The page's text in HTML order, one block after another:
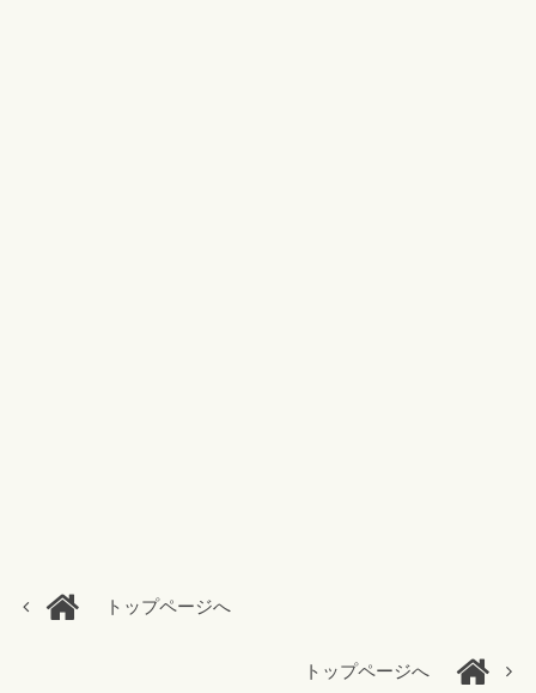
トップページへ
トップページへ